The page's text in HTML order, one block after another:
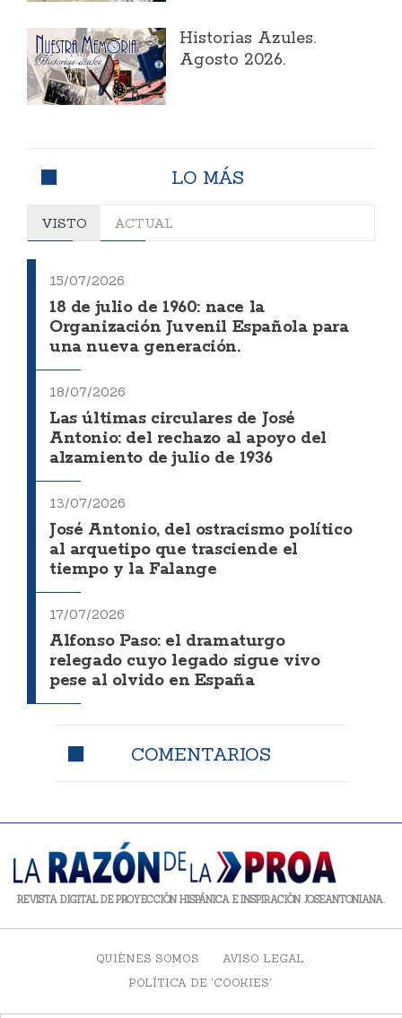
Historias Azules.
Agosto 2026.
LO MÁS
VISTO ACTUAL
15/07/2026
18 de julio de 1960: nace la
Organización Juvenil Española para
una nueva generación.
18/07/2026
Las últimas circulares de José
Antonio: del rechazo al apoyo del
alzamiento de julio de 1936
13/07/2026
José Antonio, del ostracismo político
al arquetipo que trasciende el
tiempo y la Falange
17/07/2026
Alfonso Paso: el dramaturgo
relegado cuyo legado sigue vivo
pese al olvido en España
COMENTARIOS
REVISTA DIGITAL DE PROYECCIÓN HISPÁNICA E INSPIRACIÓN JOSEANTONIANA.
QUIÉNES SOMOS
AVISO LEGAL
POLÍTICA DE 'COOKIES'